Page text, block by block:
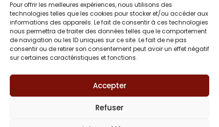
Pour offrir les meilleures expériences, nous utilisons des
technologies telles que les cookies pour stocker et/ou accéder aux
informations des appareils. Le fait de consentir à ces technologies
nous permettra de traiter des données telles que le comportement
de navigation ou les ID uniques sur ce site. Le fait de ne pas
consentir ou de retirer son consentement peut avoir un effet négatif
sur certaines caractéristiques et fonctions.
Accepter
Refuser
Annuaire praticiens
Plan du site
Mentions légales